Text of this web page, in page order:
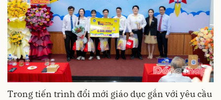
Trong tiến trình đổi mới giáo dục gắn với yêu cầu